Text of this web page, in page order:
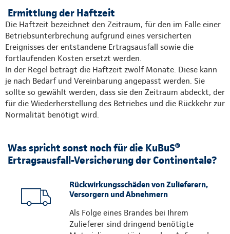
Ermittlung der Haftzeit
Die Haftzeit bezeichnet den Zeitraum, für den im Falle einer
Betriebsunterbrechung aufgrund eines versicherten
Ereignisses der entstandene Ertragsausfall sowie die
fortlaufenden Kosten ersetzt werden.
In der Regel beträgt die Haftzeit zwölf Monate. Diese kann
je nach Bedarf und Vereinbarung angepasst werden. Sie
sollte so gewählt werden, dass sie den Zeitraum abdeckt, der
für die Wiederherstellung des Betriebes und die Rückkehr zur
Normalität benötigt wird.
Was spricht sonst noch für die KuBuS®
Ertragsausfall-Versicherung der Continentale?
Rückwirkungsschäden von Zulieferern,
Versorgern und Abnehmern
Als Folge eines Brandes bei Ihrem
Zulieferer sind dringend benötigte